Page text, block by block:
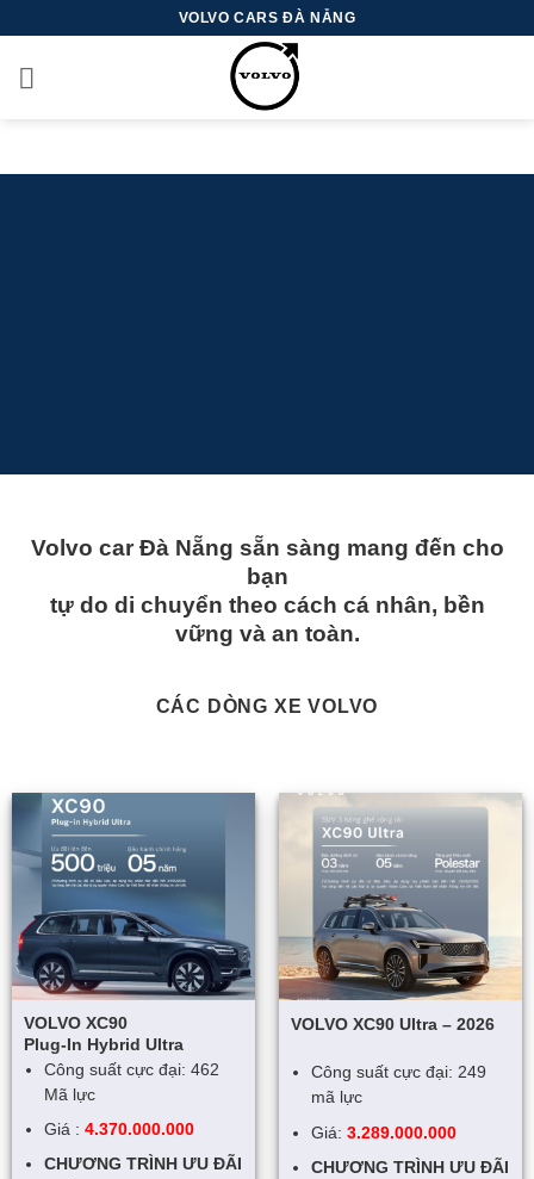
content
VOLVO CARS ĐÀ NẴNG
Volvo car Đà Nẵng sẵn sàng mang đến cho
bạn
tự do di chuyển theo cách cá nhân, bền
vững và an toàn.
CÁC DÒNG XE VOLVO
VOLVO XC90
Plug-In Hybrid Ultra
Công suất cực đại: 462
Mã lực
Giá :4.370.000.000
CHƯƠNG TRÌNH ƯU ĐÃI
VOLVO XC90 Ultra – 2026
Công suất cực đại: 249
mã lực
Giá:3.289.000.000
CHƯƠNG TRÌNH ƯU ĐÃI